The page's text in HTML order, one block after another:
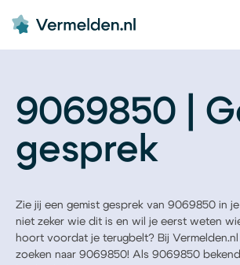
9069850 |
gesprek
Zie jij een gemist gesprek van 9069850 in
niet zeker wie dit is en wil je eerst weten
hoort voordat je terugbelt? Bij Vermelden.nl
zoeken naar 9069850! Als 9069850